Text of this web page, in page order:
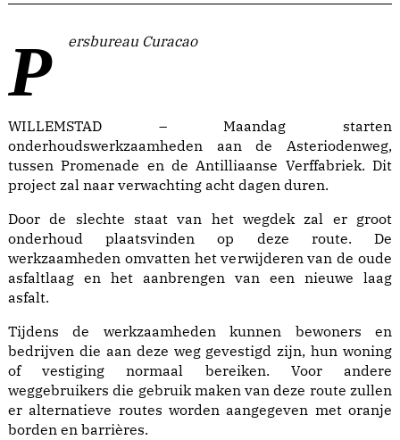
Persbureau Curacao
WILLEMSTAD – Maandag starten
onderhoudswerkzaamheden aan de Asteriodenweg,
tussen Promenade en de Antilliaanse Verffabriek. Dit
project zal naar verwachting acht dagen duren.
Door de slechte staat van het wegdek zal er groot
onderhoud plaatsvinden op deze route. De
werkzaamheden omvatten het verwijderen van de oude
asfaltlaag en het aanbrengen van een nieuwe laag
asfalt.
Tijdens de werkzaamheden kunnen bewoners en
bedrijven die aan deze weg gevestigd zijn, hun woning
of vestiging normaal bereiken. Voor andere
weggebruikers die gebruik maken van deze route zullen
er alternatieve routes worden aangegeven met oranje
borden en barrières.